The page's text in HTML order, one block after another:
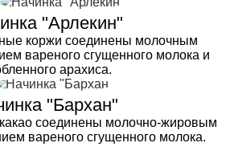
"Арлекин"
коржи соединены молочным
вареного сгущенного молока и
арахиса.
"Бархан"
соединены молочно-жировым
вареного сгущенного молока.